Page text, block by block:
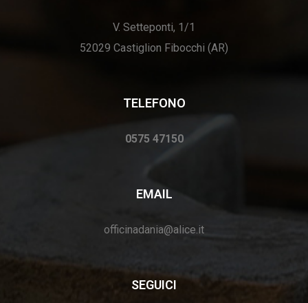
V. Setteponti, 1/1
52029 Castiglion Fibocchi (AR)
TELEFONO
0575 47150
EMAIL
officinadania@alice.it
SEGUICI